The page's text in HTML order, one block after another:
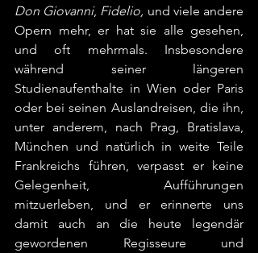
Don Giovanni, Fidelio, und viele andere
Opern mehr, er hat sie alle gesehen,
und oft mehrmals. Insbesondere
während seiner längeren
Studienaufenthalte in Wien oder Paris
oder bei seinen Auslandreisen, die ihn,
unter anderem, nach Prag, Bratislava,
München und natürlich in weite Teile
Frankreichs führen, verpasst er keine
Gelegenheit, Aufführungen
mitzuerleben, und er erinnerte uns
damit auch an die heute legendär
gewordenen Regisseure und